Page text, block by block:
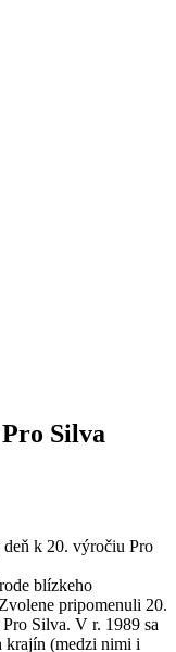
Silva
k 20. výročiu Pro
blízkeho
pripomenuli 20.
Silva. V r. 1989 sa
krajín (medzi nimi i